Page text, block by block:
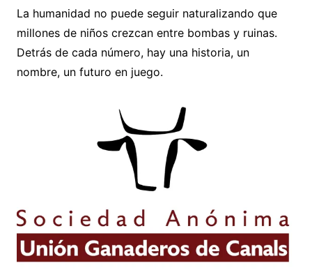
La humanidad no puede seguir naturalizando que
millones de niños crezcan entre bombas y ruinas.
Detrás de cada número, hay una historia, un
nombre, un futuro en juego.